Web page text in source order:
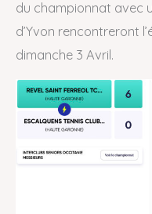
du championnat avec
d’Yvon rencontreront
dimanche 3 Avril.